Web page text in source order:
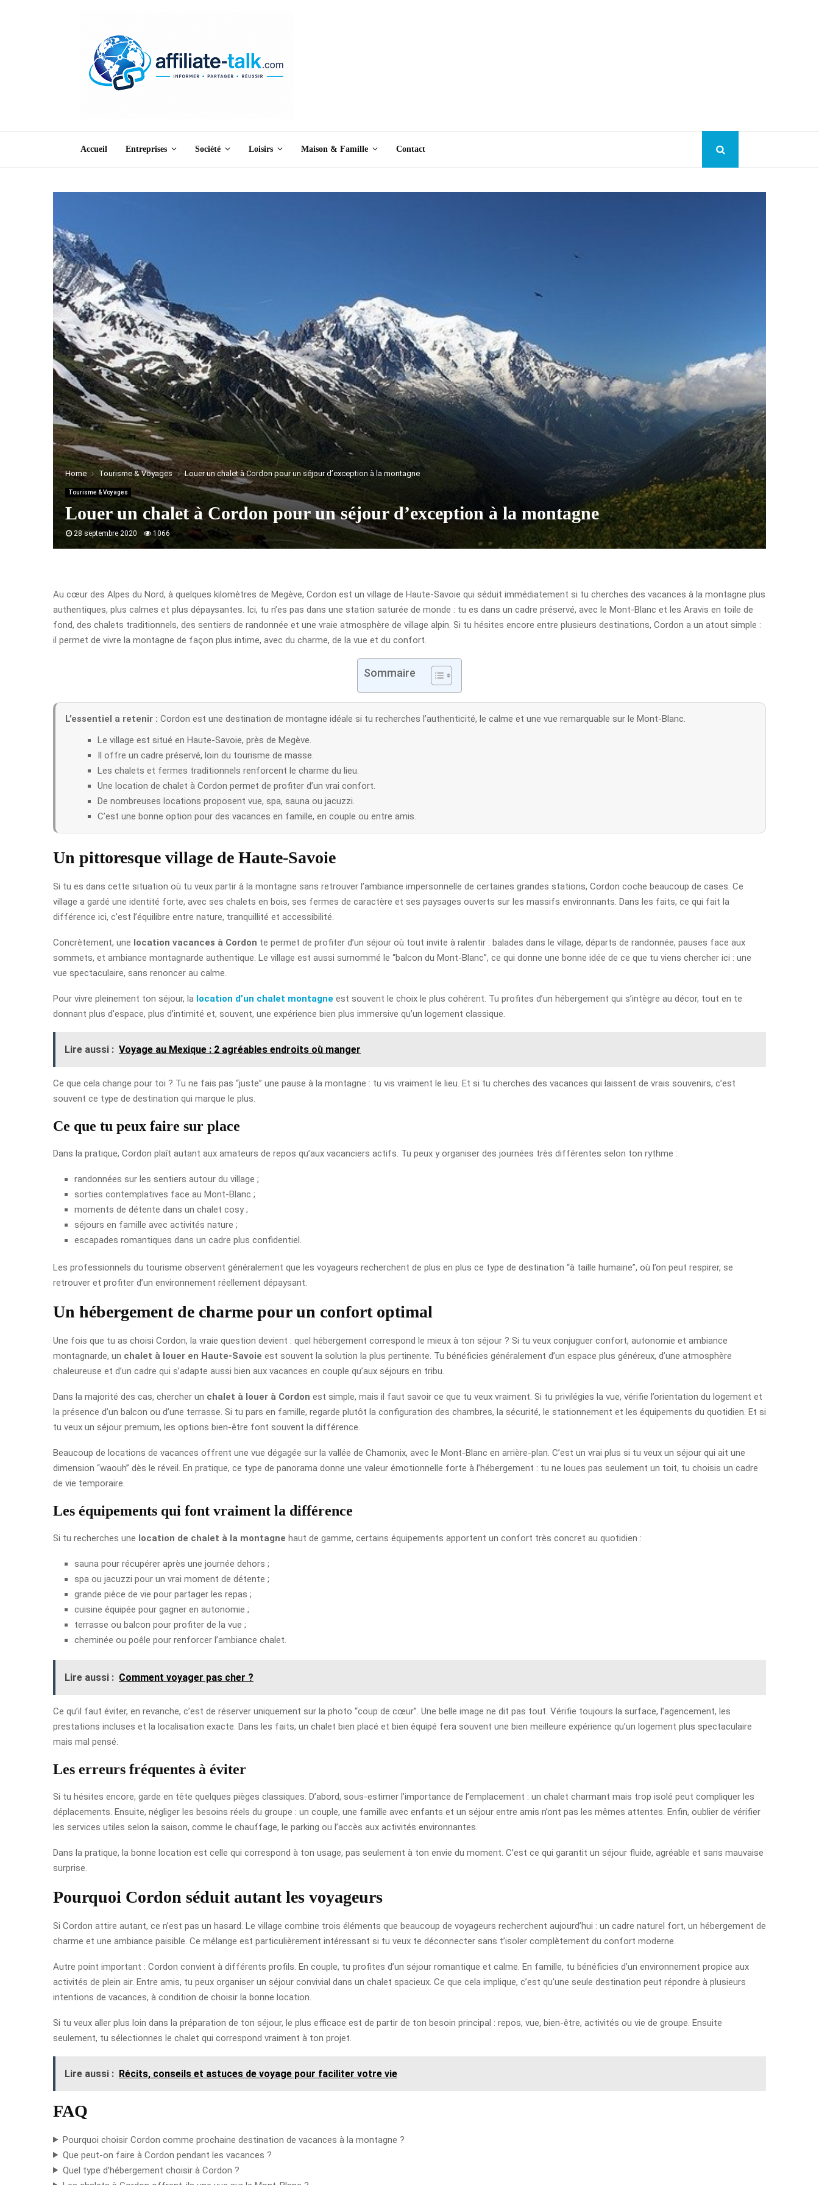
Accueil Entreprises Société Loisirs Maison & Famille Contact
Home Tourisme & Voyages Louer un chalet à Cordon pour un séjour d’exception à la montagne
Tourisme & Voyages
Louer un chalet à Cordon pour un séjour d’exception à la montagne
28 septembre 2020 1066
Au cœur des Alpes du Nord, à quelques kilomètres de Megève, Cordon est un village de Haute-Savoie qui séduit immédiatement si tu cherches des vacances à la montagne plus
authentiques, plus calmes et plus dépaysantes. Ici, tu n’es pas dans une station saturée de monde : tu es dans un cadre préservé, avec le Mont-Blanc et les Aravis en toile de
fond, des chalets traditionnels, des sentiers de randonnée et une vraie atmosphère de village alpin. Si tu hésites encore entre plusieurs destinations, Cordon a un atout simple :
il permet de vivre la montagne de façon plus intime, avec du charme, de la vue et du confort.
Sommaire
L’essentiel a retenir : Cordon est une destination de montagne idéale si tu recherches l’authenticité, le calme et une vue remarquable sur le Mont-Blanc.
Le village est situé en Haute-Savoie, près de Megève.
Il offre un cadre préservé, loin du tourisme de masse.
Les chalets et fermes traditionnels renforcent le charme du lieu.
Une location de chalet à Cordon permet de profiter d’un vrai confort.
De nombreuses locations proposent vue, spa, sauna ou jacuzzi.
C’est une bonne option pour des vacances en famille, en couple ou entre amis.
Un pittoresque village de Haute-Savoie
Si tu es dans cette situation où tu veux partir à la montagne sans retrouver l’ambiance impersonnelle de certaines grandes stations, Cordon coche beaucoup de cases. Ce
village a gardé une identité forte, avec ses chalets en bois, ses fermes de caractère et ses paysages ouverts sur les massifs environnants. Dans les faits, ce qui fait la
différence ici, c’est l’équilibre entre nature, tranquillité et accessibilité.
Concrètement, une location vacances à Cordon te permet de profiter d’un séjour où tout invite à ralentir : balades dans le village, départs de randonnée, pauses face aux
sommets, et ambiance montagnarde authentique. Le village est aussi surnommé le “balcon du Mont-Blanc”, ce qui donne une bonne idée de ce que tu viens chercher ici : une
vue spectaculaire, sans renoncer au calme.
Pour vivre pleinement ton séjour, la location d’un chalet montagne est souvent le choix le plus cohérent. Tu profites d’un hébergement qui s’intègre au décor, tout en te
donnant plus d’espace, plus d’intimité et, souvent, une expérience bien plus immersive qu’un logement classique.
Lire aussi : Voyage au Mexique : 2 agréables endroits où manger
Ce que cela change pour toi ? Tu ne fais pas “juste” une pause à la montagne : tu vis vraiment le lieu. Et si tu cherches des vacances qui laissent de vrais souvenirs, c’est
souvent ce type de destination qui marque le plus.
Ce que tu peux faire sur place
Dans la pratique, Cordon plaît autant aux amateurs de repos qu’aux vacanciers actifs. Tu peux y organiser des journées très différentes selon ton rythme :
randonnées sur les sentiers autour du village ;
sorties contemplatives face au Mont-Blanc ;
moments de détente dans un chalet cosy ;
séjours en famille avec activités nature ;
escapades romantiques dans un cadre plus confidentiel.
Les professionnels du tourisme observent généralement que les voyageurs recherchent de plus en plus ce type de destination “à taille humaine”, où l’on peut respirer, se
retrouver et profiter d’un environnement réellement dépaysant.
Un hébergement de charme pour un confort optimal
Une fois que tu as choisi Cordon, la vraie question devient : quel hébergement correspond le mieux à ton séjour ? Si tu veux conjuguer confort, autonomie et ambiance
montagnarde, un chalet à louer en Haute-Savoie est souvent la solution la plus pertinente. Tu bénéficies généralement d’un espace plus généreux, d’une atmosphère
chaleureuse et d’un cadre qui s’adapte aussi bien aux vacances en couple qu’aux séjours en tribu.
Dans la majorité des cas, chercher un chalet à louer à Cordon est simple, mais il faut savoir ce que tu veux vraiment. Si tu privilégies la vue, vérifie l’orientation du logement et
la présence d’un balcon ou d’une terrasse. Si tu pars en famille, regarde plutôt la configuration des chambres, la sécurité, le stationnement et les équipements du quotidien. Et si
tu veux un séjour premium, les options bien-être font souvent la différence.
Beaucoup de locations de vacances offrent une vue dégagée sur la vallée de Chamonix, avec le Mont-Blanc en arrière-plan. C’est un vrai plus si tu veux un séjour qui ait une
dimension “waouh” dès le réveil. En pratique, ce type de panorama donne une valeur émotionnelle forte à l’hébergement : tu ne loues pas seulement un toit, tu choisis un cadre
de vie temporaire.
Les équipements qui font vraiment la différence
Si tu recherches une location de chalet à la montagne haut de gamme, certains équipements apportent un confort très concret au quotidien :
sauna pour récupérer après une journée dehors ;
spa ou jacuzzi pour un vrai moment de détente ;
grande pièce de vie pour partager les repas ;
cuisine équipée pour gagner en autonomie ;
terrasse ou balcon pour profiter de la vue ;
cheminée ou poêle pour renforcer l’ambiance chalet.
Lire aussi : Comment voyager pas cher ?
Ce qu’il faut éviter, en revanche, c’est de réserver uniquement sur la photo “coup de cœur”. Une belle image ne dit pas tout. Vérifie toujours la surface, l’agencement, les
prestations incluses et la localisation exacte. Dans les faits, un chalet bien placé et bien équipé fera souvent une bien meilleure expérience qu’un logement plus spectaculaire
mais mal pensé.
Les erreurs fréquentes à éviter
Si tu hésites encore, garde en tête quelques pièges classiques. D’abord, sous-estimer l’importance de l’emplacement : un chalet charmant mais trop isolé peut compliquer les
déplacements. Ensuite, négliger les besoins réels du groupe : un couple, une famille avec enfants et un séjour entre amis n’ont pas les mêmes attentes. Enfin, oublier de vérifier
les services utiles selon la saison, comme le chauffage, le parking ou l’accès aux activités environnantes.
Dans la pratique, la bonne location est celle qui correspond à ton usage, pas seulement à ton envie du moment. C’est ce qui garantit un séjour fluide, agréable et sans mauvaise
surprise.
Pourquoi Cordon séduit autant les voyageurs
Si Cordon attire autant, ce n’est pas un hasard. Le village combine trois éléments que beaucoup de voyageurs recherchent aujourd’hui : un cadre naturel fort, un hébergement de
charme et une ambiance paisible. Ce mélange est particulièrement intéressant si tu veux te déconnecter sans t’isoler complètement du confort moderne.
Autre point important : Cordon convient à différents profils. En couple, tu profites d’un séjour romantique et calme. En famille, tu bénéficies d’un environnement propice aux
activités de plein air. Entre amis, tu peux organiser un séjour convivial dans un chalet spacieux. Ce que cela implique, c’est qu’une seule destination peut répondre à plusieurs
intentions de vacances, à condition de choisir la bonne location.
Si tu veux aller plus loin dans la préparation de ton séjour, le plus efficace est de partir de ton besoin principal : repos, vue, bien-être, activités ou vie de groupe. Ensuite
seulement, tu sélectionnes le chalet qui correspond vraiment à ton projet.
Lire aussi : Récits, conseils et astuces de voyage pour faciliter votre vie
FAQ
Pourquoi choisir Cordon comme prochaine destination de vacances à la montagne ?
Que peut-on faire à Cordon pendant les vacances ?
Quel type d’hébergement choisir à Cordon ?